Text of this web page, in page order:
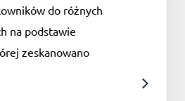
do różnych
na podstawie
zeskanowano